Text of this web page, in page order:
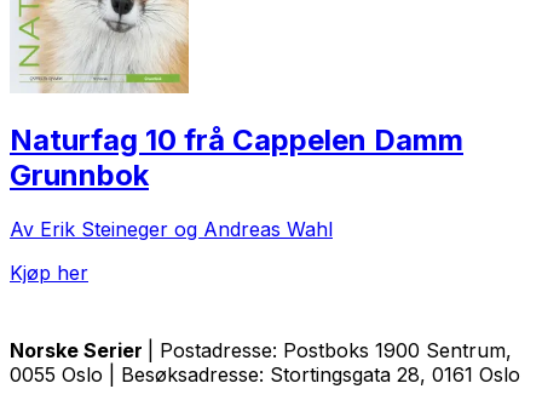
Naturfag 10 frå Cappelen Damm
Grunnbok
Av Erik Steineger og Andreas Wahl
Kjøp her
Norske Serier
| Postadresse: Postboks 1900 Sentrum,
0055 Oslo | Besøksadresse: Stortingsgata 28, 0161 Oslo